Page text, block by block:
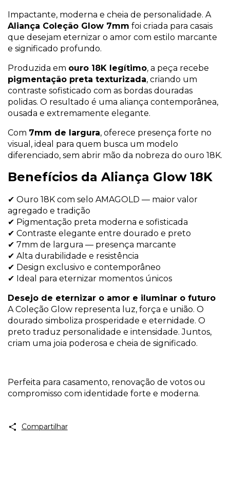
Impactante, moderna e cheia de personalidade. A
Aliança Coleção Glow 7mm foi criada para casais
que desejam eternizar o amor com estilo marcante
e significado profundo.
Produzida em ouro 18K legítimo, a peça recebe
pigmentação preta texturizada, criando um
contraste sofisticado com as bordas douradas
polidas. O resultado é uma aliança contemporânea,
ousada e extremamente elegante.
Com 7mm de largura, oferece presença forte no
visual, ideal para quem busca um modelo
diferenciado, sem abrir mão da nobreza do ouro 18K.
Benefícios da Aliança Glow 18K
✔ Ouro 18K com selo AMAGOLD — maior valor
agregado e tradição
✔ Pigmentação preta moderna e sofisticada
✔ Contraste elegante entre dourado e preto
✔ 7mm de largura — presença marcante
✔ Alta durabilidade e resistência
✔ Design exclusivo e contemporâneo
✔ Ideal para eternizar momentos únicos
Desejo de eternizar o amor e iluminar o futuro
A Coleção Glow representa luz, força e união. O
dourado simboliza prosperidade e eternidade. O
preto traduz personalidade e intensidade. Juntos,
criam uma joia poderosa e cheia de significado.
Perfeita para casamento, renovação de votos ou
compromisso com identidade forte e moderna.
Compartilhar